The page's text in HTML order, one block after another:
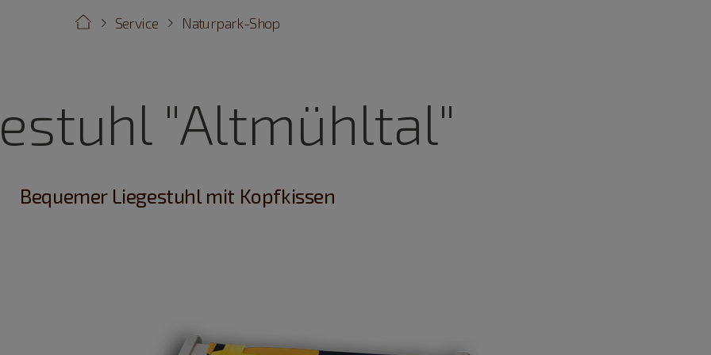
Naturpark-Shop
Service
"Altmühltal"
Bequemer Liegestuhl mit Kopfkissen